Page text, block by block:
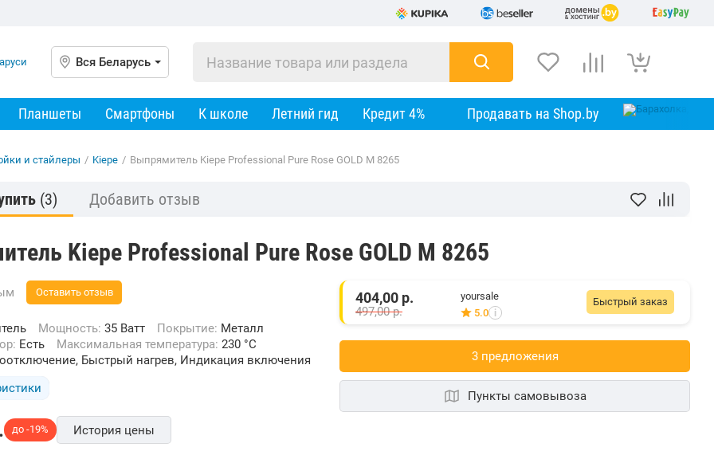
Вся Беларусь
Планшеты Смартфоны К школе Летний гид Кредит 4% Продавать на Shop.by
и стайлеры / Kiepe / Выпрямитель Kiepe Professional Pure Rose GOLD M 8265
(3) Добавить отзыв
Kiepe Professional Pure Rose GOLD M 8265
Оставить отзыв
Мощность: 35 Ватт Покрытие: Металл
Есть Максимальная температура: 230 °С
Быстрый нагрев, Индикация включения
до -19% История цены
Быстрый заказ
404,00 р.
497,00р.
yoursale
5.0 i
3 предложения
Пункты самовывоза